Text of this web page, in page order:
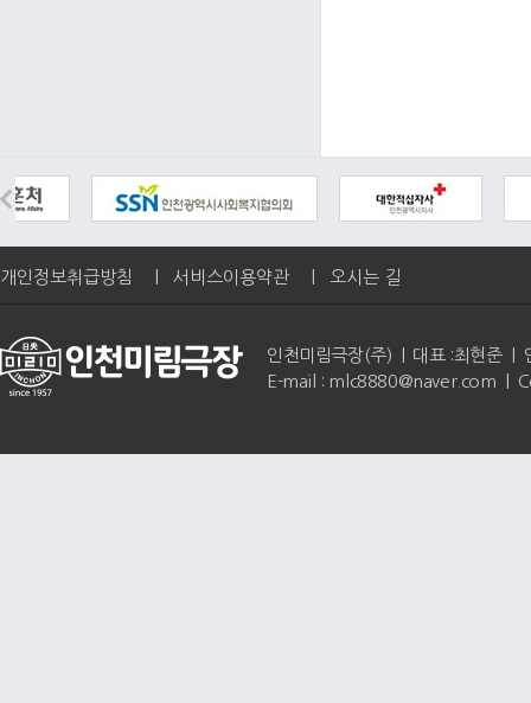
개인정보취급방침 서비스이용약관 오시는 길
인천미림극장(주) | 대표 :최현준 |
E-mail : mlc8880@naver.com |